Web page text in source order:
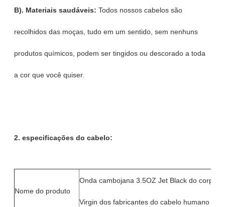
B). Materiais saudáveis: Todos nossos cabelos são
recolhidos das moças, tudo em um sentido, sem nenhuns
produtos químicos, podem ser tingidos ou descorado a toda
a cor que você quiser.
2. especificações do cabelo:
Nome do produto
Onda cambojana 3.5OZ Jet Black do corpo
Virgin dos fabricantes do cabelo humano do